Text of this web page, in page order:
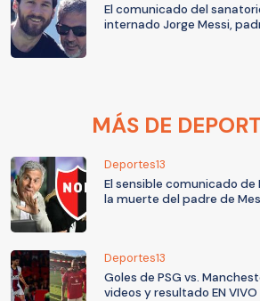
El comunicado del
internado Jorge Messi,
MÁS DE
Deportes13
El sensible comunicado de
la muerte del padre de
Deportes13
Goles de PSG vs.
videos y resultado EN